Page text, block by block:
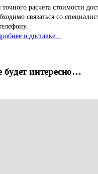
расчета стоимости
связаться со
о доставке...
интересно…